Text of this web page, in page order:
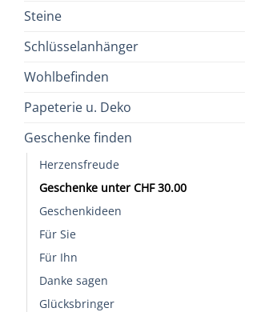
Steine
Schlüsselanhänger
Wohlbefinden
Papeterie u. Deko
Geschenke finden
Herzensfreude
Geschenke unter CHF 30.00
Geschenkideen
Für Sie
Für Ihn
Danke sagen
Glücksbringer